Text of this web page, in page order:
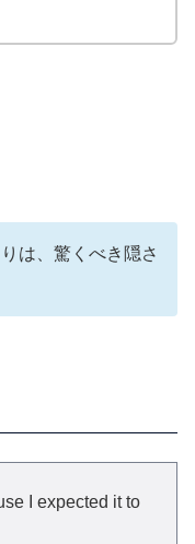
は、驚くべき隠さ
I expected it to